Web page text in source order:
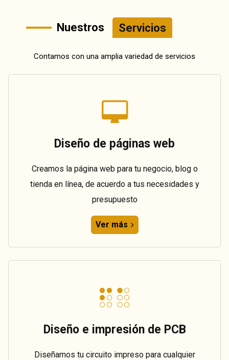
Nuestros Servicios
Contamos con una amplia variedad de servicios
Diseño de páginas web
Creamos la página web para tu negocio, blog o
tienda en línea, de acuerdo a tus necesidades y
presupuesto
Ver más
Diseño e impresión de PCB
Diseñamos tu circuito impreso para cualquier